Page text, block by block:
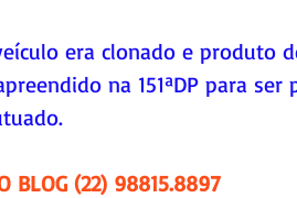
era clonado e produto
na 151ªDP para
BLOG (22) 98815.8897